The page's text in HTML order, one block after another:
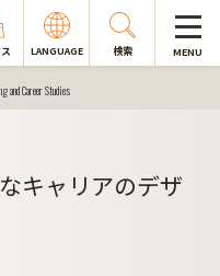
LANGUAGE 検索 MENU
and Career Studies
キャリアのデザ